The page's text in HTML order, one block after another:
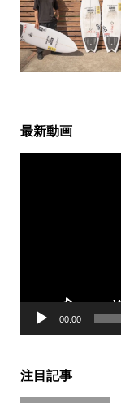
最新動画
00:00
注目記事